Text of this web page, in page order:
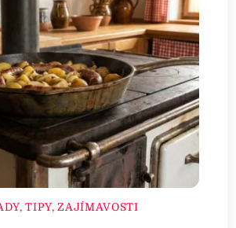
TIPY, ZAJÍMAVOSTI